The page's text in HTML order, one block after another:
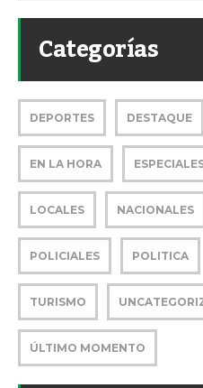
Categorías
DEPORTES DESTAQUE
EN LA HORA
LOCALES NACIONALES
POLICIALES POLITICA
TURISMO
ÚLTIMO MOMENTO